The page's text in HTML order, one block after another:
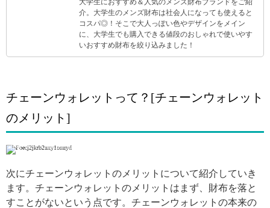
大学生におすすめ＆人気のメンズ財布ブランドをご紹
介。大学生のメンズ財布は社会人になっても使えると
コスパ◎！そこで大人っぽい色やデザインをメイン
に、大学生でも購入できる値段のおしゃれで使いやす
いおすすめ財布を絞り込みました！
チェーンウォレットって？[チェーンウォレット
のメリット]
引用: https://www.instagram.com/p/Bqgi3iFgjtU/
次にチェーンウォレットのメリットについて紹介していき
ます。チェーンウォレットのメリットはまず、財布を落と
すことがないという点です。チェーンウォレットの本来の